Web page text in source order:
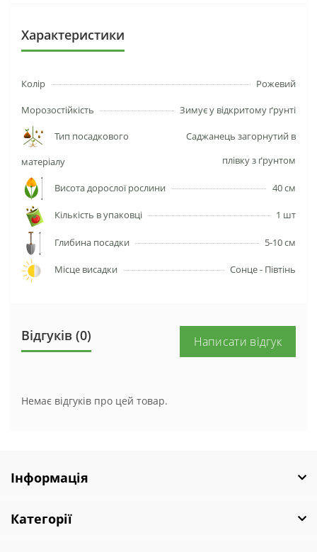
Характеристики
Колір Рожевий
Морозостійкість Зимує у відкритому ґрунті
Тип посадкового
матеріалу
Саджанець загорнутий в
плівку з ґрунтом
Висота дорослої рослини 40 см
Кількість в упаковці 1 шт
Глибина посадки 5-10 см
Місце висадки Сонце - Півтінь
Відгуків (0) Написати відгук
Немає відгуків про цей товар.
Інформація
Категорії